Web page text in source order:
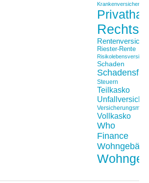
Krankenversicherung
Riester-Rente
Schaden
Steuern
Teilkasko
Vollkasko
Who
Finance